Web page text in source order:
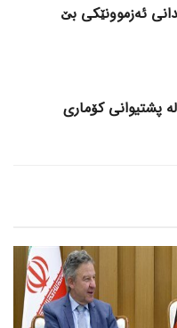
ئه‌زموونێکی بێ
پشتیوانی کۆماری